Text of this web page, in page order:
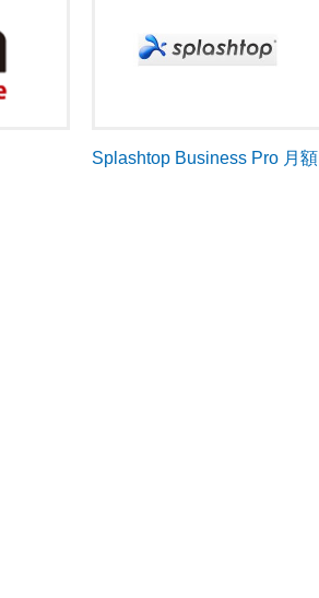
Splashtop Business Pro 月額